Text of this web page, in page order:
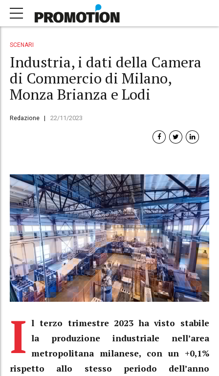
SCENARI
Industria, i dati della Camera
di Commercio di Milano,
Monza Brianza e Lodi
Redazione 22/11/2023
I l terzo trimestre 2023 ha visto stabile
la produzione industriale nell’area
metropolitana milanese, con un +0,1%
rispetto allo stesso periodo dell’anno